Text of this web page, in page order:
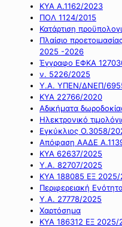
ΚΥΑ Α.1162/2023
ΠΟΛ 1124/2015
Κατάρτιση
Πλαίσιο
2025 -2026
Έγγραφο ΕΦΚΑ
ν. 5226/2025
Υ.Α. ΥΠΕΝ/ΔΝΕΠ/
ΚΥΑ 22766/2020
Αδικήματα
Ηλεκτρονικό
Εγκύκλιος Ο.3058/
Απόφαση ΑΑΔΕ
ΚΥΑ 62637/2025
Υ.Α. 82707/2025
ΚΥΑ 188085 ΕΞ 2025/
Περιφερειακή
Υ.Α. 27778/2025
Χαρτόσημα
ΚΥΑ 186312 ΕΞ 2025/